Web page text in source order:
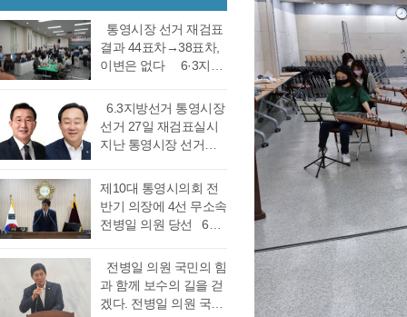
통영시장 선거 재검표
결과 44표차→38표차,
이변은 없다 6·3지방
검표 결과 강석주 시장
이 38표차로 6표가 변
동되었으나 천영기 당
는 창원시 성산구에 있
는 도선관위 청사 6층
대회의실에서 실시한
차에서 38표차로 더불
어민주당 강석주 시장
이 국민의힘 천영기 전
6.3지방선거 통영시장
선거 27일 재검표실시
지난 통영시장 선거에
서 0.06%(44표) 차이로
당락이 갈렸던 6.3지방
선거 통영시장선거 결
과에 대한 천영기 후보
드려져 경남선관위가
재검표를 결정했다. 경
남 선거관리위원회가
제10대 통영시의회 전
반기 의장에 4선 무소속
전병일 의원 당선 6일
거를 위한 제244회 임
시회를에서 4선 전병일
의원이 전반기 의장에
전병일 의원 국민의 힘
과 함께 보수의 길을 걷
겠다. 전병일 의원 국민